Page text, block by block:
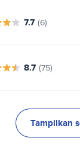
7.7 (6)
8.7 (75)
Tampilkan